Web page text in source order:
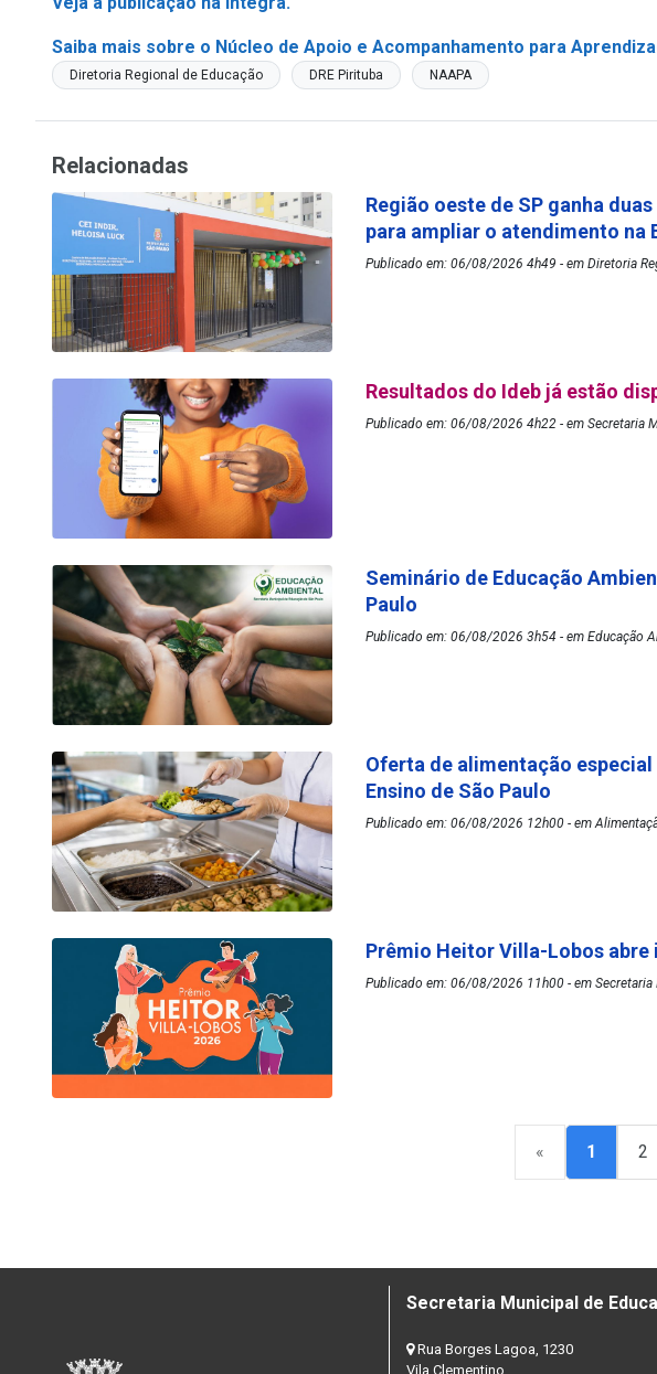
Saiba mais sobre o Núcleo de Apoio e Acompanhamento para
Diretoria Regional de Educação DRE Pirituba NAAPA
Relacionadas
Região oeste de SP ganha
para ampliar o atendimento na
Publicado em: 06/08/2026 4h49 - em Diretoria
Resultados do Ideb já estão
Publicado em: 06/08/2026 4h22 - em Secretaria
Seminário de Educação
Paulo
Publicado em: 06/08/2026 3h54 - em Educação
Oferta de alimentação especial
Ensino de São Paulo
Publicado em: 06/08/2026 12h00 - em
Prêmio Heitor Villa-Lobos abre
Publicado em: 06/08/2026 11h00 - em Secretaria
« 1 2
Secretaria Municipal de
Rua Borges Lagoa, 1230
Vila Clementino